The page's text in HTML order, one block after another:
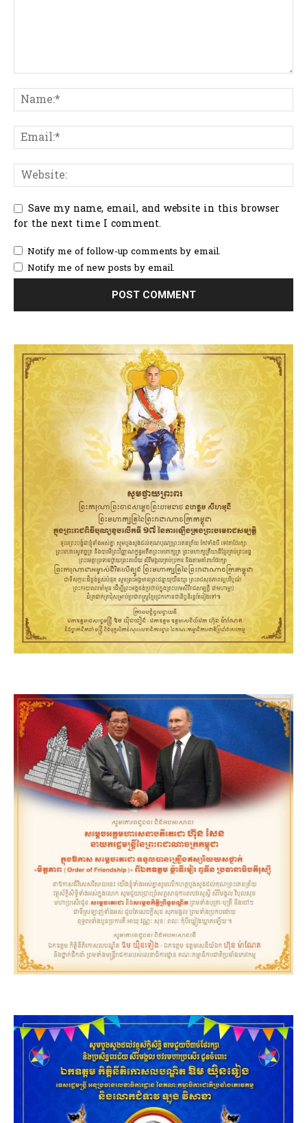
Save my name, email, and website in this browser
for the next time I comment.
Notify me of follow-up comments by email.
Notify me of new posts by email.